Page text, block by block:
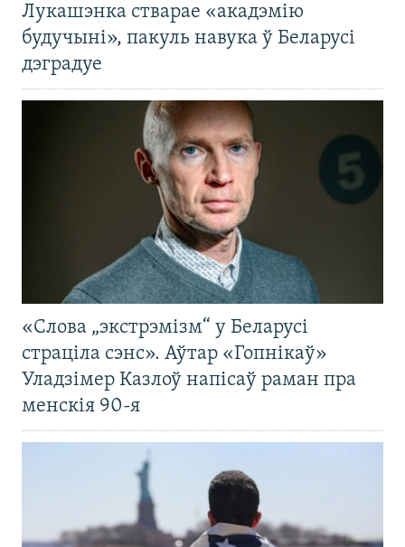
Лукашэнка стварае «акадэмію
будучыні», пакуль навука ў Беларусі
дэградуе
«Слова „экстрэмізм“ у Беларусі
страціла сэнс». Аўтар «Гопнікаў»
Уладзімер Казлоў напісаў раман пра
менскія 90-я